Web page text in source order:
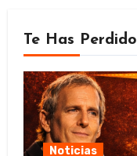
Te Has Perdido
Noticias